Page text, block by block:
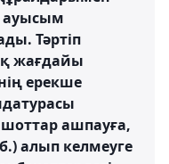
ауысым
Тәртіп
жағдайы
ерекше
ашпауға,
алып келмеуге